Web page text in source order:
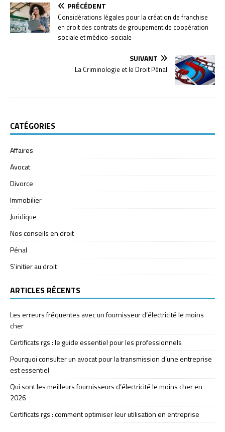
PRÉCÉDENT
Considérations légales pour la création de franchise
en droit des contrats de groupement de coopération
sociale et médico-sociale
SUIVANT
La Criminologie et le Droit Pénal
CATÉGORIES
Affaires
Avocat
Divorce
Immobilier
Juridique
Nos conseils en droit
Pénal
S'initier au droit
ARTICLES RÉCENTS
Les erreurs fréquentes avec un fournisseur d’électricité le moins
cher
Certificats rgs : le guide essentiel pour les professionnels
Pourquoi consulter un avocat pour la transmission d’une entreprise
est essentiel
Qui sont les meilleurs fournisseurs d’électricité le moins cher en
2026
Certificats rgs : comment optimiser leur utilisation en entreprise